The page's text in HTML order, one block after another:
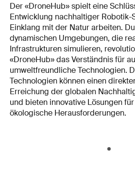
Der «DroneHub» spielt eine
Entwicklung nachhaltiger Robotik-
Einklang mit der Natur arbeiten.
dynamischen Umgebungen, die
Infrastrukturen simulieren,
«DroneHub» das Verständnis für
umweltfreundliche Technologien.
Technologien können einen
Erreichung der globalen
und bieten innovative Lösungen
ökologische Herausforderungen.